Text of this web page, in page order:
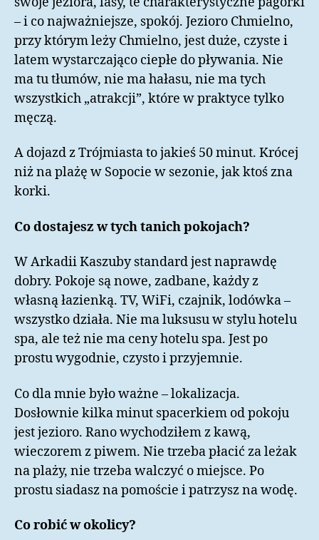
– i co najważniejsze, spokój. Jezioro Chmielno,
przy którym leży Chmielno, jest duże, czyste i
latem wystarczająco ciepłe do pływania. Nie
ma tu tłumów, nie ma hałasu, nie ma tych
wszystkich „atrakcji”, które w praktyce tylko
męczą.
A dojazd z Trójmiasta to jakieś 50 minut. Krócej
niż na plażę w Sopocie w sezonie, jak ktoś zna
korki.
Co dostajesz w tych tanich pokojach?
W Arkadii Kaszuby standard jest naprawdę
dobry. Pokoje są nowe, zadbane, każdy z
własną łazienką. TV, WiFi, czajnik, lodówka –
wszystko działa. Nie ma luksusu w stylu hotelu
spa, ale też nie ma ceny hotelu spa. Jest po
prostu wygodnie, czysto i przyjemnie.
Co dla mnie było ważne – lokalizacja.
Dosłownie kilka minut spacerkiem od pokoju
jest jezioro. Rano wychodziłem z kawą,
wieczorem z piwem. Nie trzeba płacić za leżak
na plaży, nie trzeba walczyć o miejsce. Po
prostu siadasz na pomoście i patrzysz na wodę.
Co robić w okolicy?